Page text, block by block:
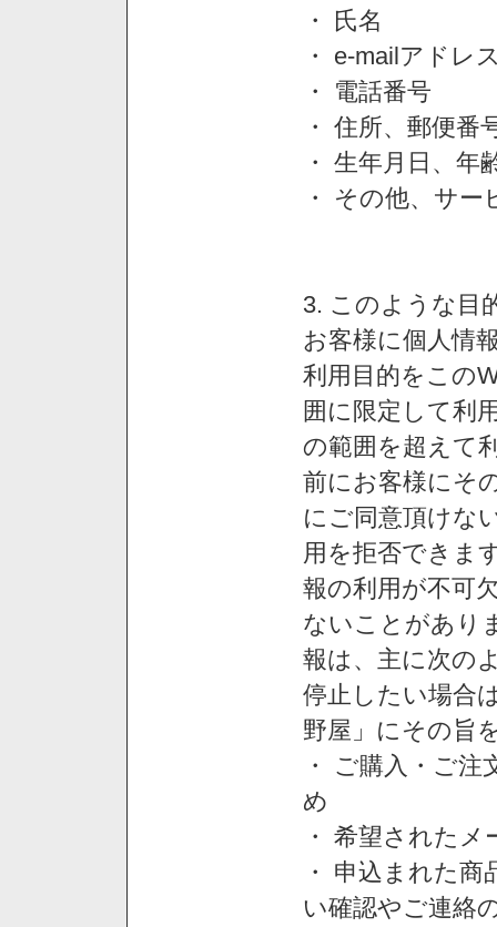
・ 氏名
・ e-mailアドレ
・ 電話番号
・ 住所、郵便番
・ 生年月日、年
・ その他、サ
3. このような目
お客様に個人情
利用目的をこの
囲に限定して利
の範囲を超えて
前にお客様にそ
にご同意頂けな
用を拒否できま
報の利用が不可
ないことがあり
報は、主に次の
停止したい場合
野屋」にその旨
・ ご購入・ご
め
・ 希望された
・ 申込まれた
い確認やご連絡